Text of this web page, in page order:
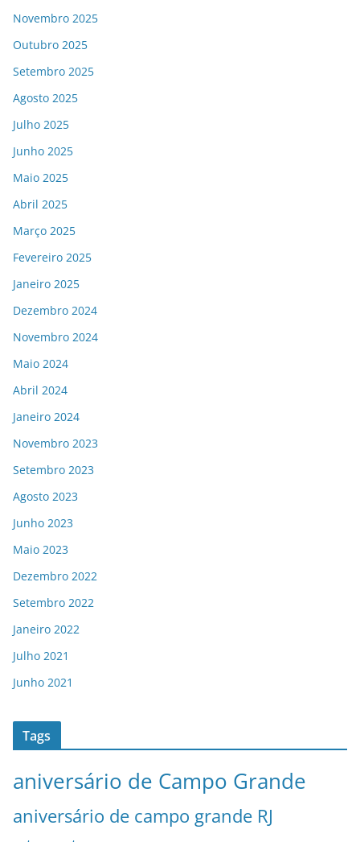
Novembro 2025
Outubro 2025
Setembro 2025
Agosto 2025
Julho 2025
Junho 2025
Maio 2025
Abril 2025
Março 2025
Fevereiro 2025
Janeiro 2025
Dezembro 2024
Novembro 2024
Maio 2024
Abril 2024
Janeiro 2024
Novembro 2023
Setembro 2023
Agosto 2023
Junho 2023
Maio 2023
Dezembro 2022
Setembro 2022
Janeiro 2022
Julho 2021
Junho 2021
Tags
aniversário de Campo Grande
aniversário de campo grande RJ